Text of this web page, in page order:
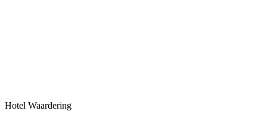
Hotel Waardering